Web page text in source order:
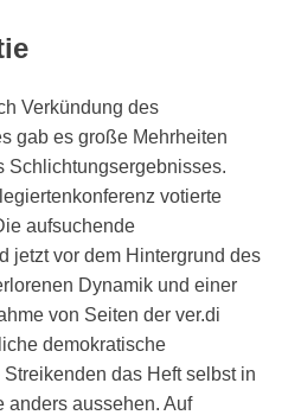
Verkündung des
gab es große Mehrheiten
Schlichtungsergebnisses.
votierte
aufsuchende
jetzt vor dem Hintergrund des
Dynamik und einer
von Seiten der ver.di
demokratische
das Heft selbst in
anders aussehen. Auf